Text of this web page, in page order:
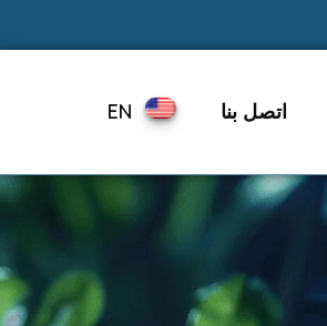
اتصل بنا EN